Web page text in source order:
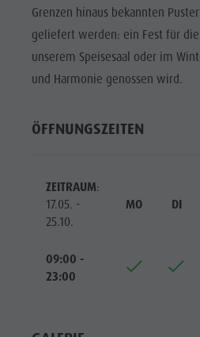
Grillplätze im Antholzertal
Fischteich Antholz Niedertal
MTB Area Antholz Niedertal
Olympic Arena Südtirol
Neuigkeiten
Kataloge
Infos A-Z
Kontakt
Grenzen hinaus bekannten
geliefert werden: ein Fest für
unserem Speisesaal oder im
und Harmonie genossen wird.
ÖFFNUNGSZEITEN
ZEITRAUM:
17.05. -
25.10.
MO DI
09:00 -
23:00